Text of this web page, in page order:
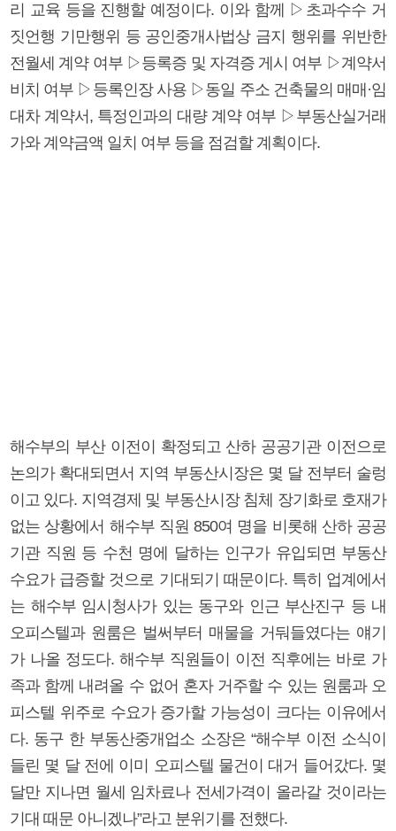
리 교육 등을 진행할 예정이다. 이와 함께 ▷초과수수 거
짓언행 기만행위 등 공인중개사법상 금지 행위를 위반한
전월세 계약 여부 ▷등록증 및 자격증 게시 여부 ▷계약서
비치 여부 ▷등록인장 사용 ▷동일 주소 건축물의 매매·임
대차 계약서, 특정인과의 대량 계약 여부 ▷부동산실거래
가와 계약금액 일치 여부 등을 점검할 계획이다.
해수부의 부산 이전이 확정되고 산하 공공기관 이전으로
논의가 확대되면서 지역 부동산시장은 몇 달 전부터 술렁
이고 있다. 지역경제 및 부동산시장 침체 장기화로 호재가
없는 상황에서 해수부 직원 850여 명을 비롯해 산하 공공
기관 직원 등 수천 명에 달하는 인구가 유입되면 부동산
수요가 급증할 것으로 기대되기 때문이다. 특히 업계에서
는 해수부 임시청사가 있는 동구와 인근 부산진구 등 내
오피스텔과 원룸은 벌써부터 매물을 거둬들였다는 얘기
가 나올 정도다. 해수부 직원들이 이전 직후에는 바로 가
족과 함께 내려올 수 없어 혼자 거주할 수 있는 원룸과 오
피스텔 위주로 수요가 증가할 가능성이 크다는 이유에서
다. 동구 한 부동산중개업소 소장은 “해수부 이전 소식이
들린 몇 달 전에 이미 오피스텔 물건이 대거 들어갔다. 몇
달만 지나면 월세 임차료나 전세가격이 올라갈 것이라는
기대 때문 아니겠나”라고 분위기를 전했다.